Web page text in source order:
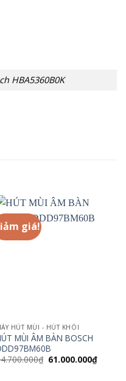
HBA5360B0K
giá!
HÚT MÙI - HÚT KHÓI
MÙI ÂM BÀN BOSCH
₫ Giá
61.000.000₫Giá
hiện